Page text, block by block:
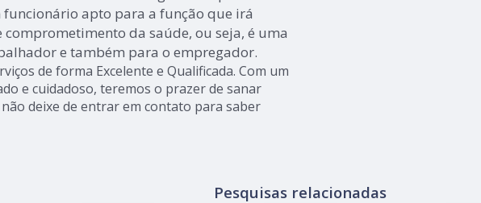
apto para a função que irá
comprometimento da saúde, ou seja, é uma
e também para o empregador.
de forma Excelente e Qualificada. Com um
e cuidadoso, teremos o prazer de sanar
deixe de entrar em contato para saber
Pesquisas relacionadas